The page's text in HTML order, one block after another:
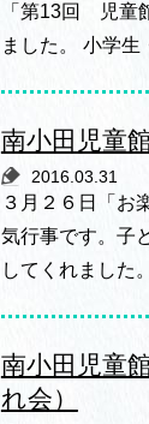
「第13回 児童
ました。 小学
南小田児童
2016.03.31
３月２６日「お
気行事です。子
してくれました
南小田児童
れ会）